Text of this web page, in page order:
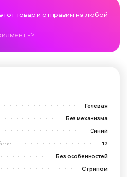
товар и отправим на любой
->
Гелевая
Без механизма
Синий
12
Без особенностей
С грипом